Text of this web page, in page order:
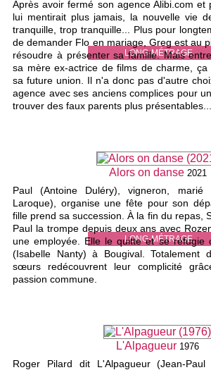
LONG-MÉTRAGE
Après avoir fermé son agence Alibi.com
lui mentirait plus jamais, la nouvelle vie
tranquille, trop tranquille... Plus pour
de demander Flo en mariage, Greg est au
résoudre à présenter sa famille. Mais
sa mère ex-actrice de films de charme,
sa future union. Il n'a donc pas d'autre
agence avec ses anciens complices pour
trouver des faux parents plus présentables...
LONG-MÉTRAGE
Alors on danse 2021
Paul (Antoine Duléry), vigneron, marié
Laroque), organise une fête pour son
fille prend sa succession. À la fin du repas,
Paul la trompe depuis deux ans avec
une employée. Elle le quitte et se
(Isabelle Nanty) à Bougival. Totalement
sœurs redécouvrent leur complicité
passion commune.
L'Alpagueur 1976
Roger Pilard dit L'Alpagueur (Jean-